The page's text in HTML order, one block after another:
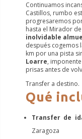
Continuamos
Castillos, rumbo
progresaremos
hasta el Mirador
inolvidable
después cogemos
km por una pista
Loarre,
prisas antes de
Transfer a destino.
Qué
Transfer de
Zaragoza